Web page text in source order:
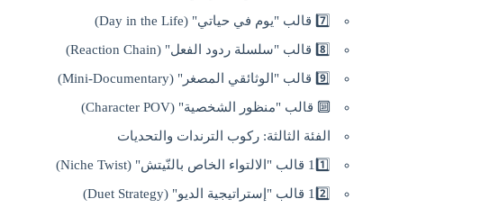
7️⃣ قالب "يوم في حياتي" (Day in the Life)
8️⃣ قالب "سلسلة ردود الفعل" (Reaction Chain)
9️⃣ قالب "الوثائقي المصغر" (Mini-Documentary)
🔟 قالب "منظور الشخصية" (Character POV)
الفئة الثالثة: ركوب الترندات والتحديات
11️⃣ قالب "الالتواء الخاص بالنّيتش" (Niche Twist)
12️⃣ قالب "إستراتيجية الديو" (Duet Strategy)